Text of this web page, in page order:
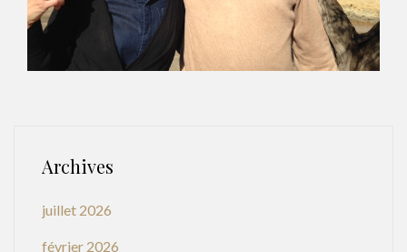
Archives
juillet 2026
février 2026